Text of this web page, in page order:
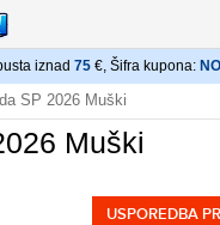
iznad 75 €, Šifra kupona:
SP 2026 Muški
Muški
USPOREDBA